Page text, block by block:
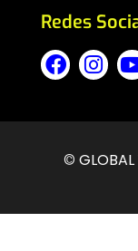
Redes
© GLOBAL